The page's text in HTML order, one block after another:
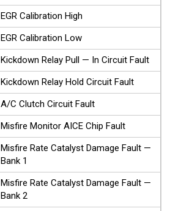
EGR Calibration High
EGR Calibration Low
Kickdown Relay Pull — In Circuit Fault
Kickdown Relay Hold Circuit Fault
A/C Clutch Circuit Fault
Misfire Monitor AICE Chip Fault
Misfire Rate Catalyst Damage Fault —
Bank 1
Misfire Rate Catalyst Damage Fault —
Bank 2